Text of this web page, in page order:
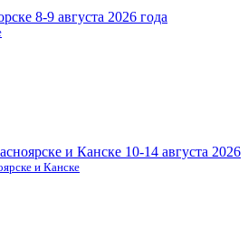
8-9 августа 2026 года
10-14 августа 2026
и Канске